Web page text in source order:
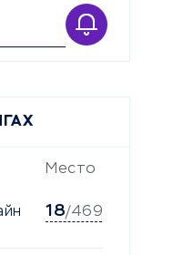
Место
18/469